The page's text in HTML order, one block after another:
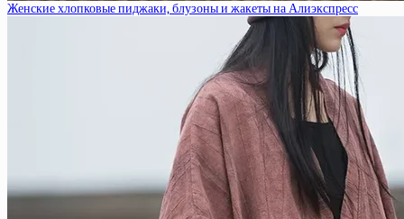
Женские хлопковые пиджаки, блузоны и жакеты на Алиэкспресс